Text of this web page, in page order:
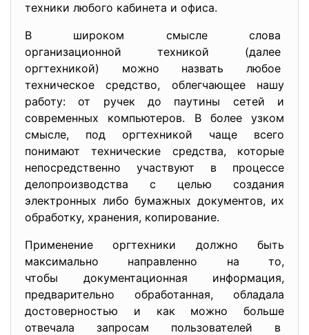
техники любого кабинета и офиса.
В широком смысле слова
организационной техникой (далее
оргтехникой) можно назвать любое
техническое средство, облегчающее нашу
работу: от ручек до паутины сетей и
современных компьютеров. В более узком
смысле, под оргтехникой чаще всего
понимают технические средства, которые
непосредственно участвуют в процессе
делопроизводства с целью создания
электронных либо бумажных документов, их
обработку, хранения, копирование.
Применение оргтехники должно быть
максимально направленно на то,
чтобы документационная информация,
предварительно обработанная, обладала
достоверностью и как можно больше
отвечала запросам пользователей в